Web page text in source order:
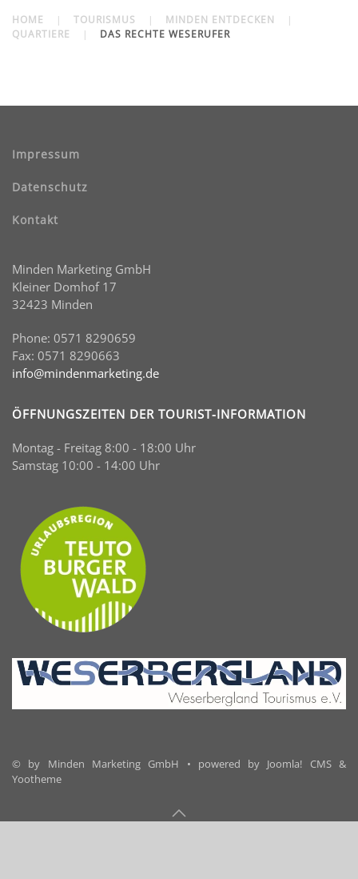
HOME TOURISMUS
MINDEN ENTDECKEN
QUARTIERE
DAS RECHTE WESERUFER
Impressum
Datenschutz
Kontakt
Minden Marketing GmbH
Kleiner Domhof 17
32423 Minden
Phone: 0571 8290659
Fax: 0571 8290663
info@mindenmarketing.de
ÖFFNUNGSZEITEN DER TOURIST-INFORMATION
Montag - Freitag 8:00 - 18:00 Uhr
Samstag 10:00 - 14:00 Uhr
© by Minden Marketing GmbH • powered by Joomla! CMS &
Yootheme